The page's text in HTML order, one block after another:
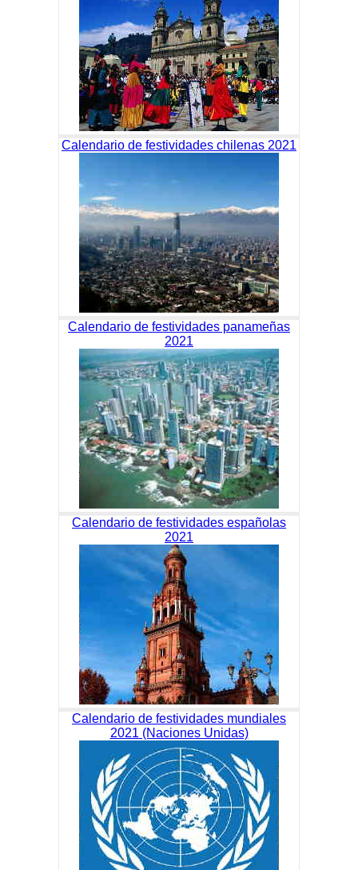
Calendario de festividades chilenas 2021
Calendario de festividades panameñas
2021
Calendario de festividades españolas
2021
Calendario de festividades mundiales
2021 (Naciones Unidas)